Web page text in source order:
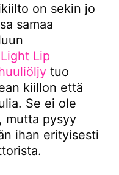
on sekin jo
samaa
Lip
tuo
kiillon että
Se ei ole
mutta pysyy
ihan erityisesti